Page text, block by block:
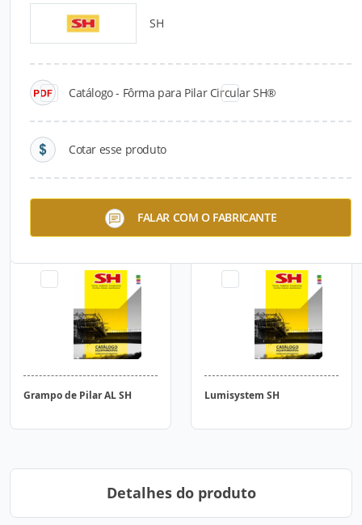
SH
Catálogo - Fôrma para Pilar Circular SH®
Cotar esse produto
FALAR COM O FABRICANTE
Catálogos para Download
Grampo de Pilar AL SH Lumisystem SH
Detalhes do produto